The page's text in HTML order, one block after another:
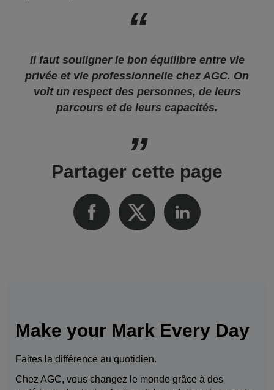
Il faut souligner le bon équilibre entre vie
privée et vie professionnelle chez AGC. On
voit un respect des personnes, de leurs
parcours et de leurs capacités.
Partager cette page
Make your Mark Every Day
Faites la différence au quotidien.
Chez AGC, vous changez le monde grâce à des